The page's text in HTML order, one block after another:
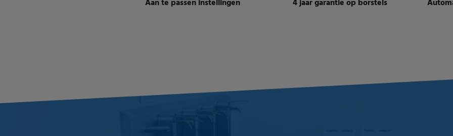
Aan te passen instellingen 4 jaar garantie op borstels